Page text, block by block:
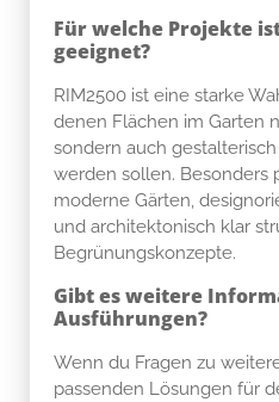
Für welche Projekte
geeignet?
RIM2500 ist eine starke
denen Flächen im Garten
sondern auch
werden sollen. Besonders
moderne Gärten,
und architektonisch klar
Begrünungskonzepte.
Gibt es weitere
Ausführungen?
Wenn du Fragen zu
passenden Lösungen für